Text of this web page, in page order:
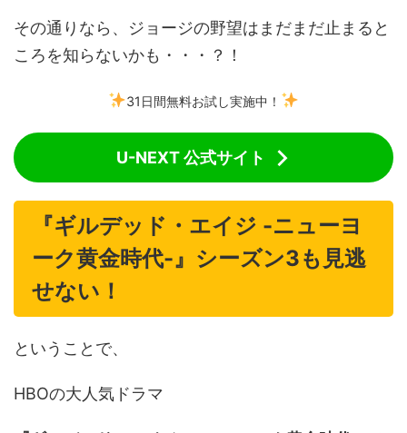
その通りなら、ジョージの野望はまだまだ止まると
ころを知らないかも・・・？！
31日間無料お試し実施中！
U-NEXT 公式サイト
『ギルデッド・エイジ -ニューヨ
ーク黄金時代-』シーズン3も見逃
せない！
ということで、
HBOの大人気ドラマ